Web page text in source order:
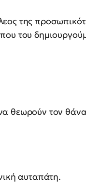
της
του
θεωρούν τον
αυταπάτη.